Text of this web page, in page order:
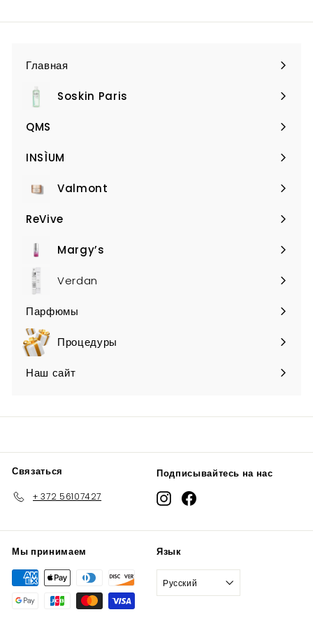
,
8
Главная
Soskin Paris
Expand
submenu
QMS
Expand
submenu
INSÌUM
Expand
submenuValmont
Expand
submenu
ReVive
Expand
submenuMargy’s
Expand
submenuVerdan
Парфюмы
Expand
submenuПроцедуры
Наш сайт
Связаться
+ 372 56107427
Подписывайтесь на нас
InstagramFacebook
Мы принимаем Язык
Русский